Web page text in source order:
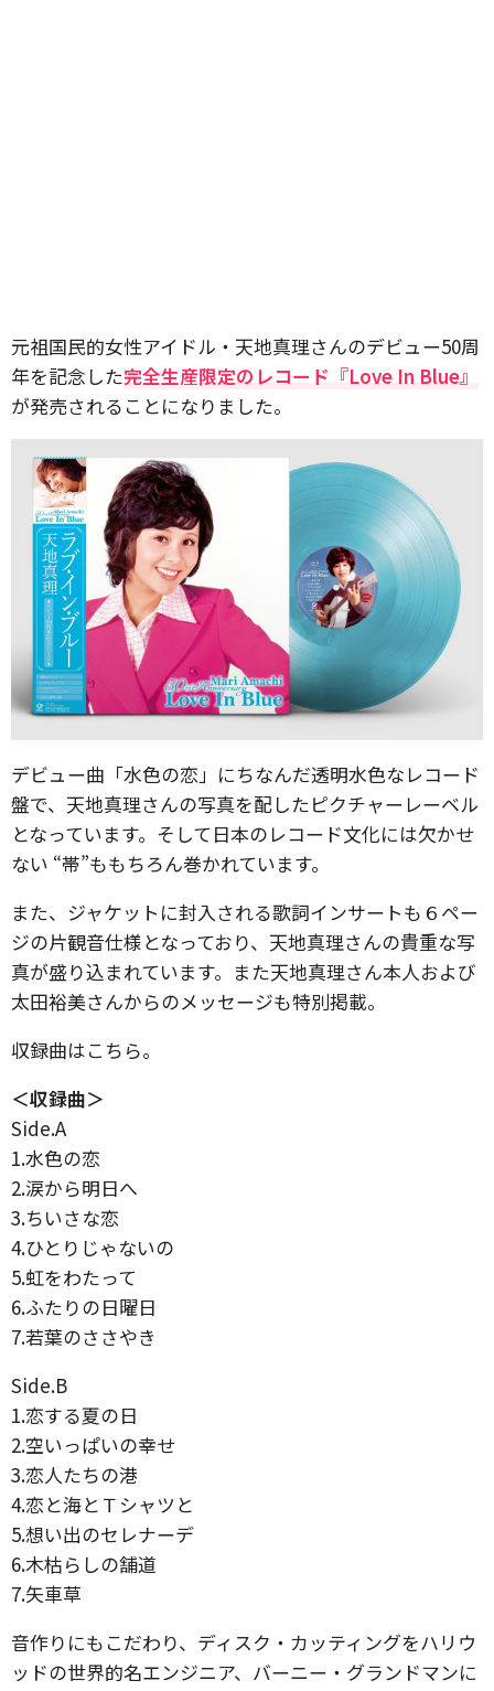
元祖国民的女性アイドル・天地真理さんのデビュー50周
年を記念した完全生産限定のレコード『Love In Blue』
が発売されることになりました。
デビュー曲「水色の恋」にちなんだ透明水色なレコード
盤で、天地真理さんの写真を配したピクチャーレーベル
となっています。そして日本のレコード文化には欠かせ
ない “帯”ももちろん巻かれています。
また、ジャケットに封入される歌詞インサートも６ペー
ジの片観音仕様となっており、天地真理さんの貴重な写
真が盛り込まれています。また天地真理さん本人および
太田裕美さんからのメッセージも特別掲載。
収録曲はこちら。
＜収録曲＞
Side.A
1.水色の恋
2.涙から明日へ
3.ちいさな恋
4.ひとりじゃないの
5.虹をわたって
6.ふたりの日曜日
7.若葉のささやき
Side.B
1.恋する夏の日
2.空いっぱいの幸せ
3.恋人たちの港
4.恋と海とＴシャツと
5.想い出のセレナーデ
6.木枯らしの舗道
7.矢車草
音作りにもこだわり、ディスク・カッティングをハリウ
ッドの世界的名エンジニア、バーニー・グランドマンに